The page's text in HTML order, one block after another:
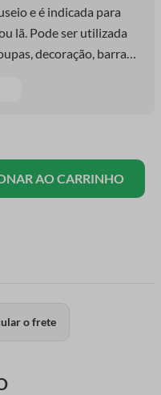
e é indicada para
lã. Pode ser utilizada
decoração, barra
AO CARRINHO
o frete